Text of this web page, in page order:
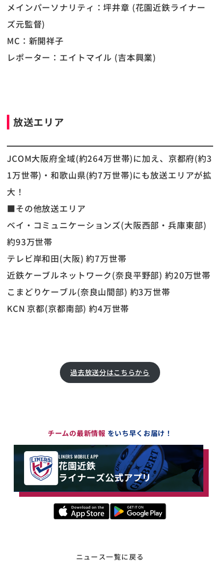
メインパーソナリティ：坪井章 (花園近鉄ライナー
ズ元監督)
MC：新開祥子
レポーター：エイトマイル (吉本興業)
放送エリア
JCOM大阪府全域(約264万世帯)に加え、京都府(約3
1万世帯)・和歌山県(約7万世帯)にも放送エリアが拡
大！
■その他放送エリア
ベイ・コミュニケーションズ(大阪西部・兵庫東部)
約93万世帯
テレビ岸和田(大阪) 約7万世帯
近鉄ケーブルネットワーク(奈良平野部) 約20万世帯
こまどりケーブル(奈良山間部) 約3万世帯
KCN 京都(京都南部) 約4万世帯
過去放送分はこちらから
チームの最新情報 をいち早くお届け！
LINERS MOBILE APP
花園近鉄
ライナーズ公式アプリ
ニュース一覧に戻る